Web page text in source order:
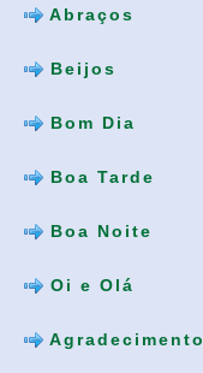
Abraços
Beijos
Bom Dia
Boa Tarde
Boa Noite
Oi e Olá
Agradecimento